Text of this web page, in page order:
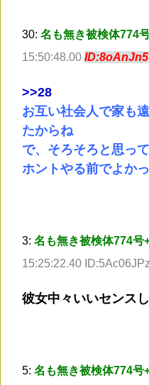
30: 名も無き被検体774
15:50:48.00
>>28
お互い社会人で家も
たからね
で、そろそろと思っ
ホントやる前でよか
3: 名も無き被検体774号
15:25:22.40
彼女中々いいセンス
5: 名も無き被検体774号